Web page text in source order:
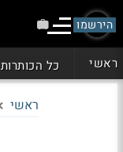
הירשמו
ראשי כל הכותרות
ראשי